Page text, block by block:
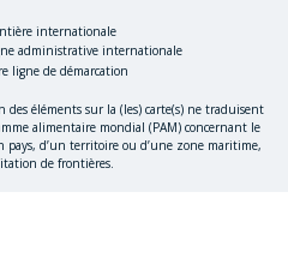
internationale
administrative internationale
ligne de démarcation
éléments sur la (les) carte(s) ne traduisent
alimentaire mondial (PAM) concernant le
d’un territoire ou d’une zone maritime,
de frontières.